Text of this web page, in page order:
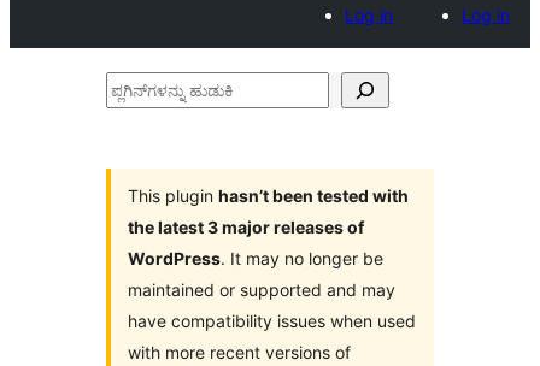
Log in
Log in
ಪ್ಲಗಿನ್‌ಗಳನ್ನು
This plugin hasn’t been tested with
the latest 3 major releases of
WordPress. It may no longer be
maintained or supported and may
have compatibility issues when used
with more recent versions of